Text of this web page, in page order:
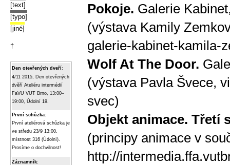
[text]
[typo]
[jiné]
†
Den otevřených dveří:
4/11 2015, Den otevřených
dvěří Ateliéru intermédií
FaVU VUT Brno, 13:00–
19:00, Údolní 19.
První schůzka:
První ateliérová schůzka je
ve středu 23/9 13:00,
místnost 316 (Údolní).
Prosíme o dochvilnost!
Záznamník:
Pokoje. Galerie
(výstava Kamily
galerie-kabinet-kamila-
Wolf At The Door.
(výstava Pavla Švece,
svec)
Objekt animace. Třetí
(principy animace v
http://